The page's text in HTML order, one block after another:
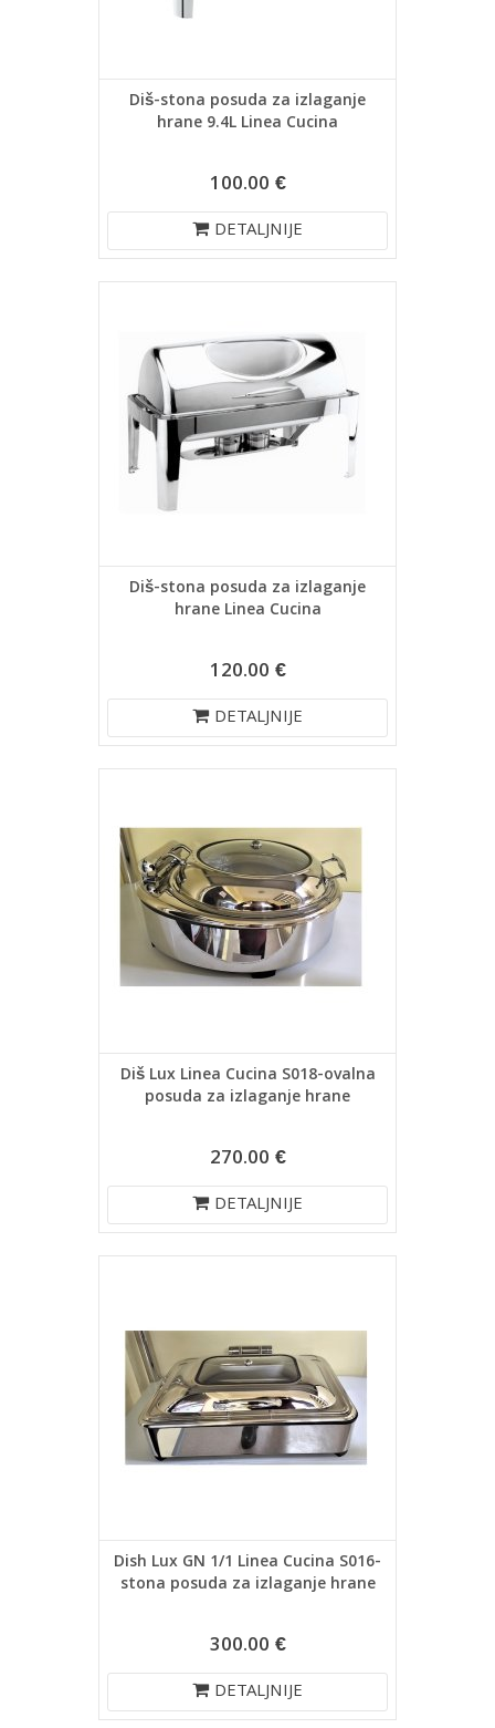
Diš-stona posuda za izlaganje
hrane 9.4L Linea Cucina
100.00 €
DETALJNIJE
Diš-stona posuda za izlaganje
hrane Linea Cucina
120.00 €
DETALJNIJE
Diš Lux Linea Cucina S018-ovalna
posuda za izlaganje hrane
270.00 €
DETALJNIJE
Dish Lux GN 1/1 Linea Cucina S016-
stona posuda za izlaganje hrane
300.00 €
DETALJNIJE